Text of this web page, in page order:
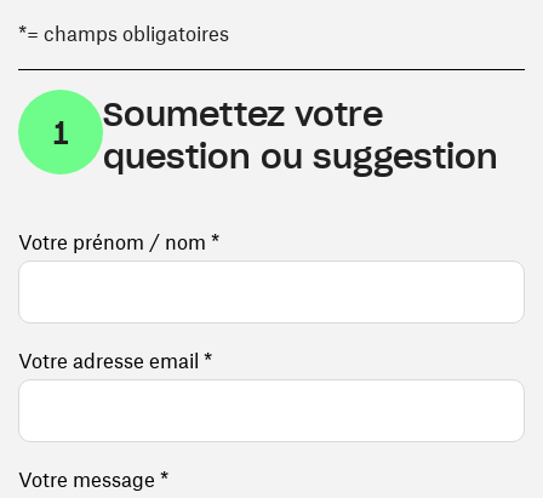
*= champs obligatoires
1
Soumettez votre
question ou suggestion
Votre prénom / nom *
Votre adresse email *
Votre message *